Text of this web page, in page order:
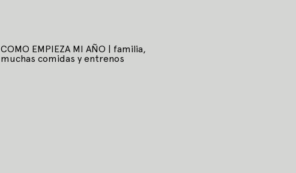
COMO EMPIEZA MI AÑO | familia,
muchas comidas y entrenos